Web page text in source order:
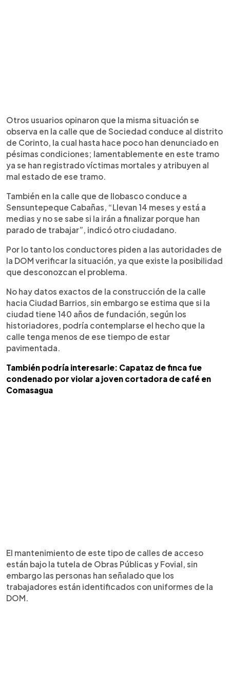
Otros usuarios opinaron que la misma situación se
observa en la calle que de Sociedad conduce al distrito
de Corinto, la cual hasta hace poco han denunciado en
pésimas condiciones; lamentablemente en este tramo
ya se han registrado víctimas mortales y atribuyen al
mal estado de ese tramo.
También en la calle que de Ilobasco conduce a
Sensuntepeque Cabañas, “Llevan 14 meses y está a
medias y no se sabe si la irán a finalizar porque han
parado de trabajar”, indicó otro ciudadano.
Por lo tanto los conductores piden a las autoridades de
la DOM verificar la situación, ya que existe la posibilidad
que desconozcan el problema.
No hay datos exactos de la construcción de la calle
hacia Ciudad Barrios, sin embargo se estima que si la
ciudad tiene 140 años de fundación, según los
historiadores, podría contemplarse el hecho que la
calle tenga menos de ese tiempo de estar
pavimentada.
También podría interesarle: Capataz de finca fue
condenado por violar a joven cortadora de café en
Comasagua
El mantenimiento de este tipo de calles de acceso
están bajo la tutela de Obras Públicas y Fovial, sin
embargo las personas han señalado que los
trabajadores están identificados con uniformes de la
DOM.